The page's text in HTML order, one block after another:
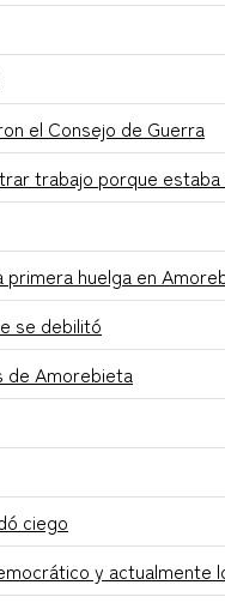
el Consejo de Guerra
trabajo porque
huelga en
se debilitó
de Amorebieta
ciego
y actualmente